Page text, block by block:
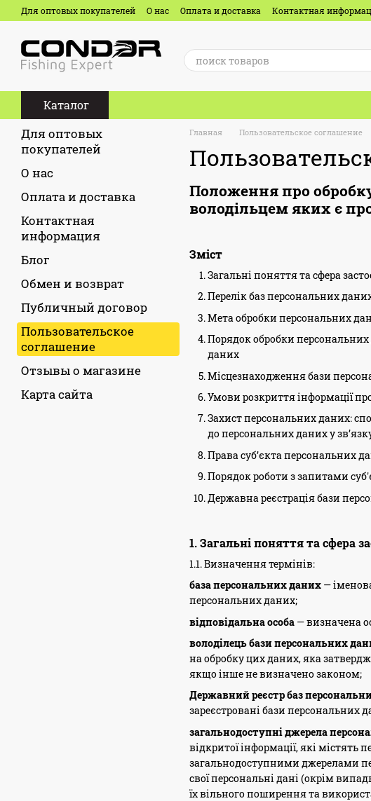
Перейти к основному контенту
Для оптовых покупателей О нас Оплата и доставка Контактная
Отзывы о магазине
Каталог
Главная Пользовательское соглашение
Положення про
володільцем яких є
Зміст
Загальні поняття та сфера
Перелік баз персональних
Мета обробки персональних
Порядок обробки
даних
Місцезнаходження бази
Умови розкриття інформації
Захист персональних даних:
до персональних даних у
Права суб’єкта персональних
Порядок роботи з запитами
Державна реєстрація бази
1. Загальні поняття та сфера
1.1. Визначення термінів:
база персональних даних —
персональних даних;
відповідальна особа — визначена
володілець бази персональних
на обробку цих даних, яка
якщо інше не визначено законом;
Державний реєстр баз
зареєстровані бази персональних
загальнодоступні джерела
відкритої інформації, які містять
загальнодоступними джерелами
свої персональні дані (окрім
їх вільного поширення та
Для оптовых
покупателей
О нас
Оплата и доставка
Контактная
информация
Блог
Обмен и возврат
Публичный договор
Пользовательское
соглашение
Отзывы о магазине
Карта сайта